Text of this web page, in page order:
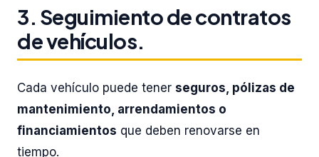
3. Seguimiento de contratos
de vehículos.
Cada vehículo puede tener seguros, pólizas de
mantenimiento, arrendamientos o
financiamientos que deben renovarse en
tiempo.